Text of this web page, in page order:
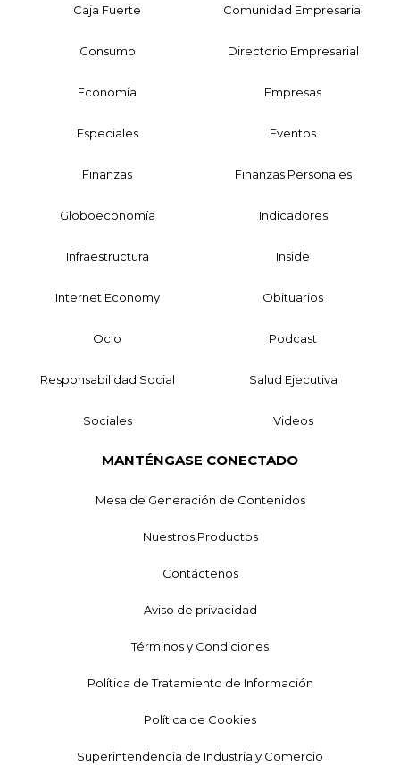
Caja Fuerte Comunidad Empresarial
Consumo Directorio Empresarial
Economía Empresas
Especiales Eventos
Finanzas Finanzas Personales
Globoeconomía Indicadores
Infraestructura Inside
Internet Economy Obituarios
Ocio Podcast
Responsabilidad Social Salud Ejecutiva
Sociales Videos
MANTÉNGASE CONECTADO
Mesa de Generación de Contenidos
Nuestros Productos
Contáctenos
Aviso de privacidad
Términos y Condiciones
Política de Tratamiento de Información
Política de Cookies
Superintendencia de Industria y Comercio